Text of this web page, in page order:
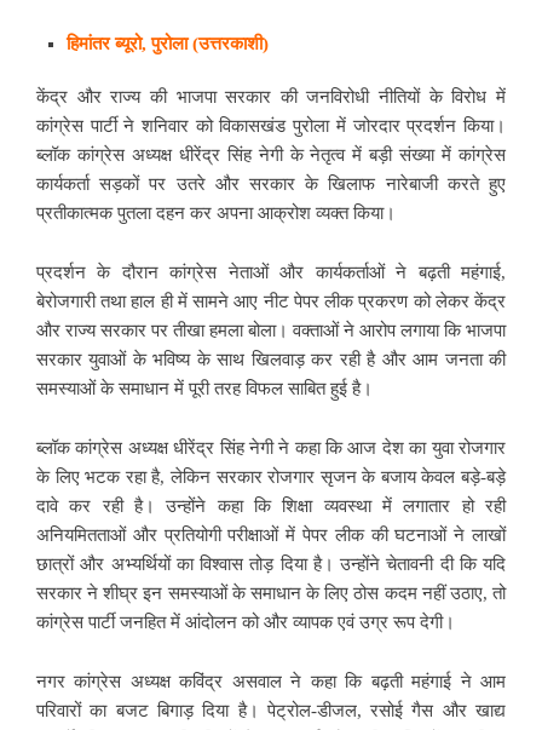
हिमांतर ब्यूरो, पुरोला(उत्तरकाशी)
केंद्र और राज्य की भाजपा सरकार की जनविरोधी नीतियों के विरोध में
कांग्रेस पार्टी ने शनिवार को विकासखंड पुरोला में जोरदार प्रदर्शन किया।
ब्लॉक कांग्रेस अध्यक्ष धीरेंद्र सिंह नेगी के नेतृत्व में बड़ी संख्या में कांग्रेस
कार्यकर्ता सड़कों पर उतरे और सरकार के खिलाफ नारेबाजी करते हुए
प्रतीकात्मक पुतला दहन कर अपना आक्रोश व्यक्त किया।
प्रदर्शन के दौरान कांग्रेस नेताओं और कार्यकर्ताओं ने बढ़ती महंगाई,
बेरोजगारी तथा हाल ही में सामने आए नीट पेपर लीक प्रकरण को लेकर केंद्र
और राज्य सरकार पर तीखा हमला बोला। वक्ताओं ने आरोप लगाया कि भाजपा
सरकार युवाओं के भविष्य के साथ खिलवाड़ कर रही है और आम जनता की
समस्याओं के समाधान में पूरी तरह विफल साबित हुई है।
ब्लॉक कांग्रेस अध्यक्ष धीरेंद्र सिंह नेगी ने कहा कि आज देश का युवा रोजगार
के लिए भटक रहा है, लेकिन सरकार रोजगार सृजन के बजाय केवल बड़े-बड़े
दावे कर रही है। उन्होंने कहा कि शिक्षा व्यवस्था में लगातार हो रही
अनियमितताओं और प्रतियोगी परीक्षाओं में पेपर लीक की घटनाओं ने लाखों
छात्रों और अभ्यर्थियों का विश्वास तोड़ दिया है। उन्होंने चेतावनी दी कि यदि
सरकार ने शीघ्र इन समस्याओं के समाधान के लिए ठोस कदम नहीं उठाए, तो
कांग्रेस पार्टी जनहित में आंदोलन को और व्यापक एवं उग्र रूप देगी।
नगर कांग्रेस अध्यक्ष कविंद्र असवाल ने कहा कि बढ़ती महंगाई ने आम
परिवारों का बजट बिगाड़ दिया है। पेट्रोल-डीजल, रसोई गैस और खाद्य